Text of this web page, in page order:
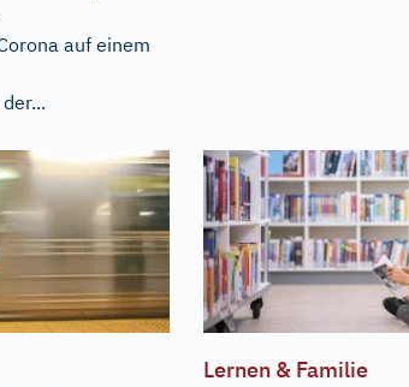
auf einem
Lernen & Familie